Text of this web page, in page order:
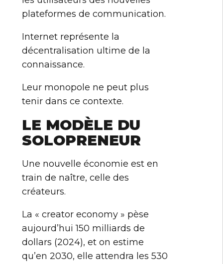
plateformes de communication.
Internet représente la
décentralisation ultime de la
connaissance.
Leur monopole ne peut plus
tenir dans ce contexte.
LE MODÈLE DU
SOLOPRENEUR
Une nouvelle économie est en
train de naître, celle des
créateurs.
La « creator economy » pèse
aujourd’hui 150 milliards de
dollars (2024), et on estime
qu’en 2030, elle attendra les 530